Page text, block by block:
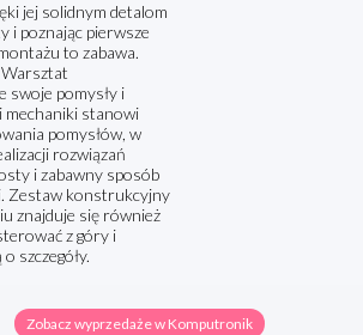
jej solidnym detalom
i poznając pierwsze
to zabawa.
Warsztat
swoje pomysły i
mechaniki stanowi
pomysłów, w
rozwiązań
i zabawny sposób
Zestaw konstrukcyjny
znajduje się również
z góry i
szczegóły.
Zobacz wyprzedaże w Komputronik